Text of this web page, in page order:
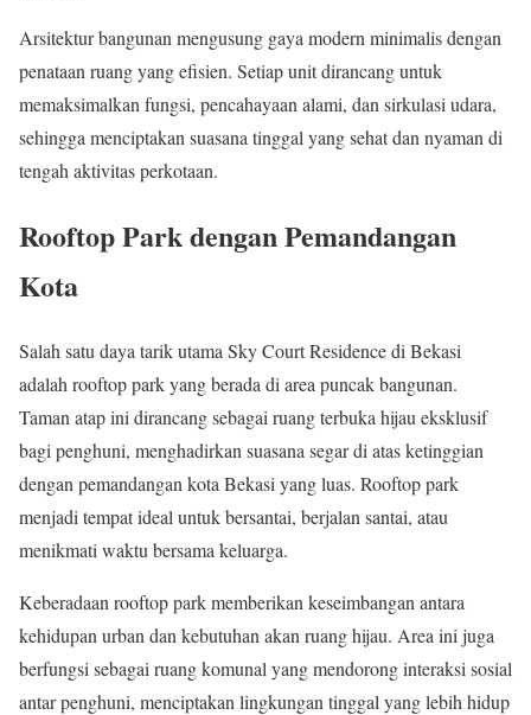
Arsitektur bangunan mengusung gaya modern minimalis dengan
penataan ruang yang efisien. Setiap unit dirancang untuk
memaksimalkan fungsi, pencahayaan alami, dan sirkulasi udara,
sehingga menciptakan suasana tinggal yang sehat dan nyaman di
tengah aktivitas perkotaan.
Rooftop Park dengan Pemandangan
Kota
Salah satu daya tarik utama Sky Court Residence di Bekasi
adalah rooftop park yang berada di area puncak bangunan.
Taman atap ini dirancang sebagai ruang terbuka hijau eksklusif
bagi penghuni, menghadirkan suasana segar di atas ketinggian
dengan pemandangan kota Bekasi yang luas. Rooftop park
menjadi tempat ideal untuk bersantai, berjalan santai, atau
menikmati waktu bersama keluarga.
Keberadaan rooftop park memberikan keseimbangan antara
kehidupan urban dan kebutuhan akan ruang hijau. Area ini juga
berfungsi sebagai ruang komunal yang mendorong interaksi sosial
antar penghuni, menciptakan lingkungan tinggal yang lebih hidup